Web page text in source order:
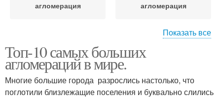
агломерация
агломерация
Нью-йоркская
агломерация
Пекинская агломерация
Показать все
Топ-10 самых больших
агломераций в мире.
Многие большие города разрослись настолько, что
поглотили близлежащие поселения и буквально слились